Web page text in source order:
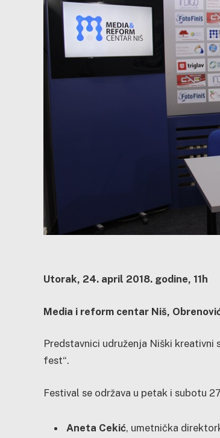
Utorak, 24. april 2018. godine, 11h
Media i reform centar Niš,
Predstavnici udruženja Niški
fest“.
Festival se održava u petak i subotu
Aneta Cekić, umetnička